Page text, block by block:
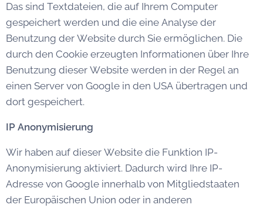
Das sind Textdateien, die auf Ihrem Computer
gespeichert werden und die eine Analyse der
Benutzung der Website durch Sie ermöglichen. Die
durch den Cookie erzeugten Informationen über Ihre
Benutzung dieser Website werden in der Regel an
einen Server von Google in den USA übertragen und
dort gespeichert.
IP Anonymisierung
Wir haben auf dieser Website die Funktion IP-
Anonymisierung aktiviert. Dadurch wird Ihre IP-
Adresse von Google innerhalb von Mitgliedstaaten
der Europäischen Union oder in anderen